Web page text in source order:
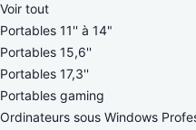
Voir tout
Portables 11'' à 14"
Portables 15,6''
Portables 17,3''
Portables gaming
Ordinateurs sous Windows